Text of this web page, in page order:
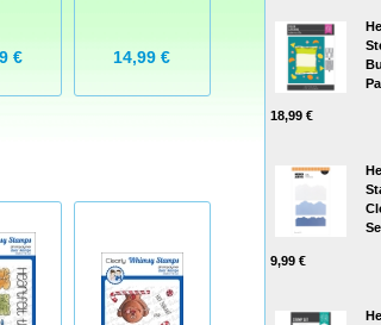
€ 14,99 € 13,99 €
18,99 €
9,99 €